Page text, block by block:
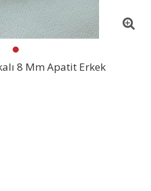
8 Mm Apatit Erkek